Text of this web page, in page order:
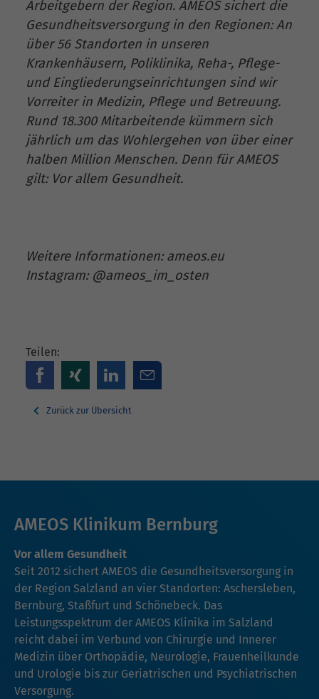
Arbeitgebern der Region. AMEOS sichert die
Gesundheitsversorgung in den Regionen: An
über 56 Standorten in unseren
Krankenhäusern, Poliklinika, Reha-, Pflege-
und Eingliederungseinrichtungen sind wir
Vorreiter in Medizin, Pflege und Betreuung.
Rund 18.300 Mitarbeitende kümmern sich
jährlich um das Wohlergehen von über einer
halben Million Menschen. Denn für AMEOS
gilt: Vor allem Gesundheit.
Weitere Informationen: ameos.eu
Instagram: @ameos_im_osten
Teilen:
Zurück zur Übersicht
AMEOS Klinikum Bernburg
Vor allem Gesundheit
Seit 2012 sichert AMEOS die Gesundheitsversorgung in
der Region Salzland an vier Standorten: Aschersleben,
Bernburg, Staßfurt und Schönebeck. Das
Leistungsspektrum der AMEOS Klinika im Salzland
reicht dabei im Verbund von Chirurgie und Innerer
Medizin über Orthopädie, Neurologie, Frauenheilkunde
und Urologie bis zur Geriatrischen und Psychiatrischen
Versorgung.